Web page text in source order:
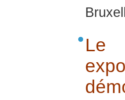
Le